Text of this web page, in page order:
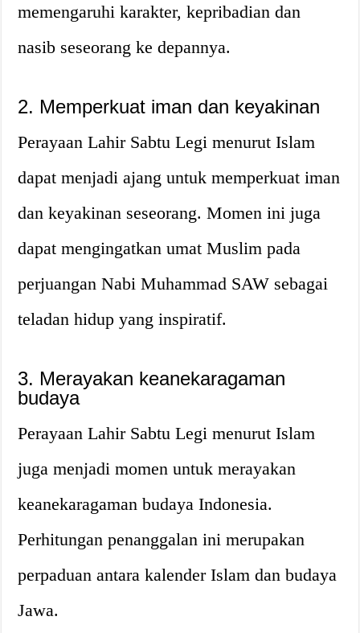
memengaruhi karakter, kepribadian dan
nasib seseorang ke depannya.
2. Memperkuat iman dan keyakinan
Perayaan Lahir Sabtu Legi menurut Islam
dapat menjadi ajang untuk memperkuat iman
dan keyakinan seseorang. Momen ini juga
dapat mengingatkan umat Muslim pada
perjuangan Nabi Muhammad SAW sebagai
teladan hidup yang inspiratif.
3. Merayakan keanekaragaman
budaya
Perayaan Lahir Sabtu Legi menurut Islam
juga menjadi momen untuk merayakan
keanekaragaman budaya Indonesia.
Perhitungan penanggalan ini merupakan
perpaduan antara kalender Islam dan budaya
Jawa.